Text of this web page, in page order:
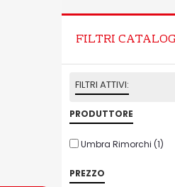
FILTRI
FILTRI ATTIVI:
PRODUTTORE
Umbra Rimorchi (1)
PREZZO